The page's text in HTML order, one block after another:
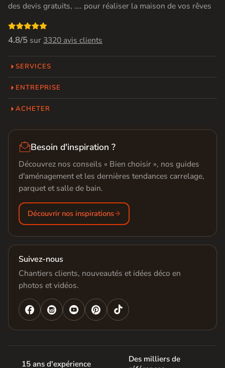
des devis gratuits, …. pour réaliser la maison de vos rêves

4.8/5 sur 3320 avis clients
SERVICES
ENTREPRISE
ACHETER
Besoin d'inspiration ?
Découvrez nos conseils « Bien choisir », nos guides
d'aménagement et les dernières tendances carrelage,
parquet et salle de bain.
Découvrir nos inspirations
Suivez-nous
Chantiers clients, nouveautés et idées déco en
photos et vidéos.
   
15 ans d'expérience
Des milliers de